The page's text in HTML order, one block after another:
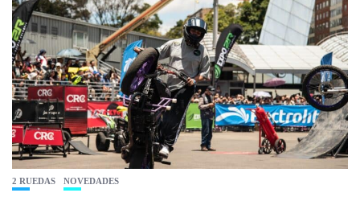
2 RUEDAS NOVEDADES